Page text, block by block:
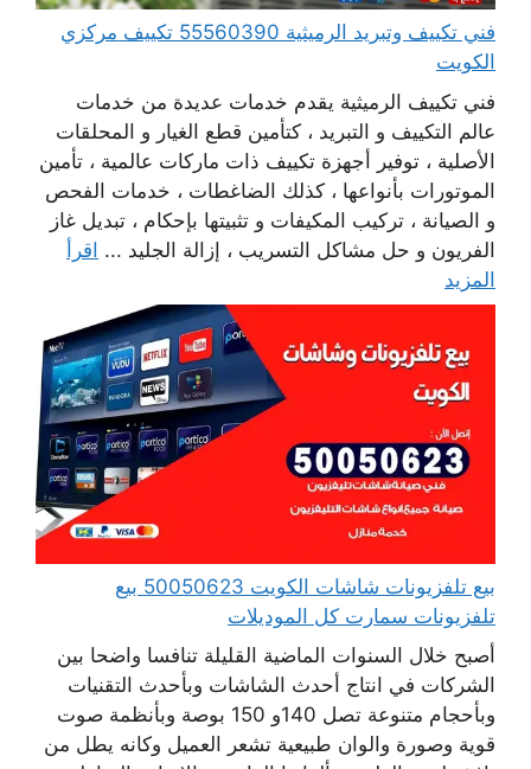
فني تكييف وتبريد الرميثية 55560390 تكييف مركزي
الكويت
فني تكييف الرميثية يقدم خدمات عديدة من خدمات
عالم التكييف و التبريد ، كتأمين قطع الغيار و المحلقات
الأصلية ، توفير أجهزة تكييف ذات ماركات عالمية ، تأمين
الموتورات بأنواعها ، كذلك الضاغطات ، خدمات الفحص
و الصيانة ، تركيب المكيفات و تثبيتها بإحكام ، تبديل غاز
الفريون و حل مشاكل التسريب ، إزالة الجليد ... اقرأ
المزيد
بيع تلفزيونات شاشات الكويت 50050623 بيع
تلفزيونات سمارت كل الموديلات
أصبح خلال السنوات الماضية القليلة تنافسا واضحا بين
الشركات في انتاج أحدث الشاشات وبأحدث التقنيات
وبأحجام متنوعة تصل 140و 150 بوصة وبأنظمة صوت
قوية وصورة والوان طبيعية تشعر العميل وكانه يطل من